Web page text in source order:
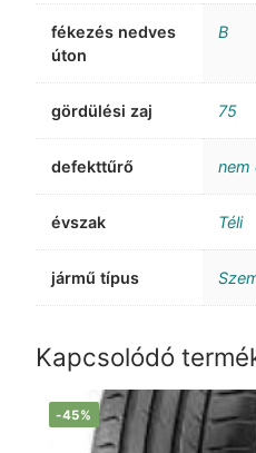
fékezés nedves
úton
B
gördülési zaj 75
defekttűrő nem
évszak Téli
jármű típus
Kapcsolódó
-45%